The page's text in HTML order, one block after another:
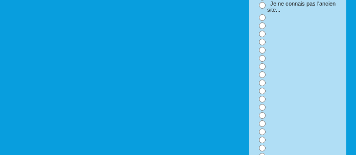
Je ne connais pas l'ancien
site...